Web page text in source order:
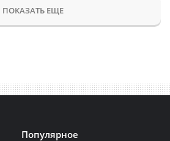
ПОКАЗАТЬ ЕЩЕ
Популярное